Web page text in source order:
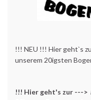
!!! NEU !!! Hier geht`s
unserem 20igsten
!!! Hier geht's zur --->